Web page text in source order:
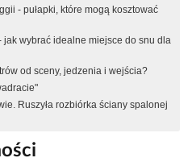
- pułapki, które mogą kosztować
wybrać idealne miejsce do snu dla
od sceny, jedzenia i wejścia?
Ruszyła rozbiórka ściany spalonej